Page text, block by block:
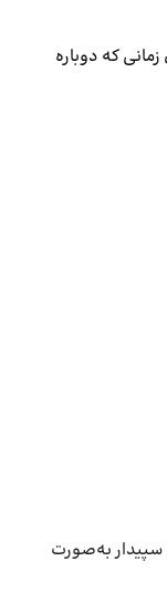
که دوباره
سپیدار به‌صورت